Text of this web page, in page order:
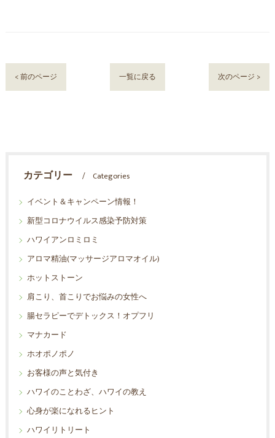
< 前のページ 一覧に戻る 次のページ >
カテゴリー
Categories
イベント＆キャンペーン情報！
新型コロナウイルス感染予防対策
ハワイアンロミロミ
アロマ精油(マッサージアロマオイル)
ホットストーン
肩こり、首こりでお悩みの女性へ
腸セラピーでデトックス！オプフリ
マナカード
ホオポノポノ
お客様の声と気付き
ハワイのことわざ、ハワイの教え
心身が楽になれるヒント
ハワイリトリート